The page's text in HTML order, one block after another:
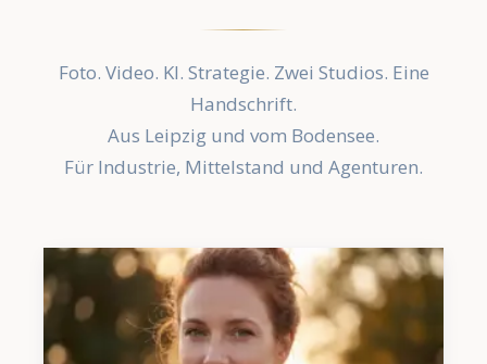
Foto. Video. KI. Strategie. Zwei Studios. Eine
Handschrift.
Aus Leipzig und vom Bodensee.
Für Industrie, Mittelstand und Agenturen.